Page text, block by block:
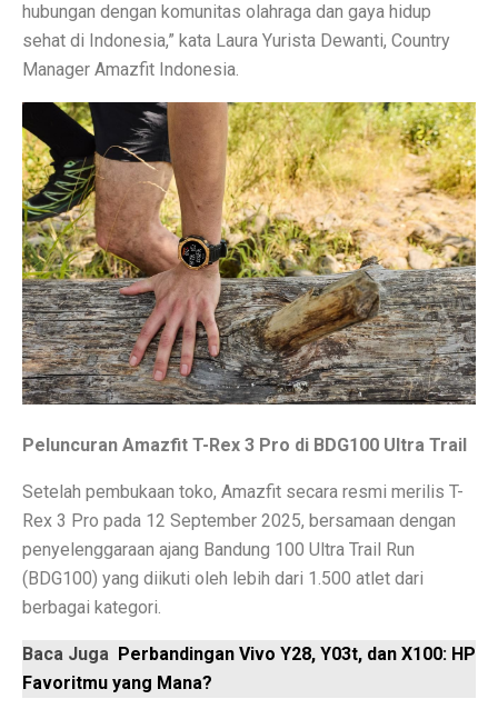
Lukisan Raden Saleh: Ikon Seni Nusantara
Mengungkap Pengalaman Suara Hebat di Galaxy
Laptop Lokal Harga 2 Jutaan dengan Spesifikasi
Rahasia iPhone 17 Pro Max Tahan Panas: Teknologi
Detoks Digital untuk Gen Z, Tenangkan Pikiran?
5 HP Android Tercepat 2025 dengan Snapdragon 8
Laptop Murah 4 Jutaan untuk Pelajar Aktif, Tugas
Honda PCX160: Spesifikasi Mewah yang Membuat
Pengguna Adobe Analytics, Waspada! Celah Ini Ancam
Revolusi Data: AI Mengubah Pengelolaan Informasi di
Samsung Pertahankan Model Plus di Galaxy S26
Workshop SOHIB Berkelas Kemkomdigi:
hubungan dengan komunitas olahraga dan gaya hidup
sehat di Indonesia,” kata Laura Yurista Dewanti, Country
Manager Amazfit Indonesia.
Peluncuran Amazfit T-Rex 3 Pro di BDG100 Ultra Trail
Setelah pembukaan toko, Amazfit secara resmi merilis T-
Rex 3 Pro pada 12 September 2025, bersamaan dengan
penyelenggaraan ajang Bandung 100 Ultra Trail Run
(BDG100) yang diikuti oleh lebih dari 1.500 atlet dari
berbagai kategori.
Baca Juga Perbandingan Vivo Y28, Y03t, dan X100: HP
Favoritmu yang Mana?